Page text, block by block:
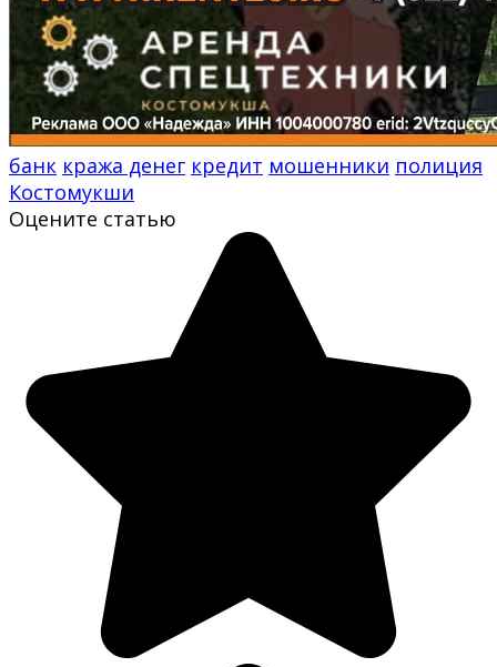
банк кража денег кредит мошенники полиция
Костомукши
Оцените статью